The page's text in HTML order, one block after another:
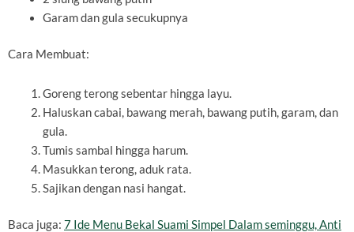
Garam dan gula secukupnya
Cara Membuat:
Goreng terong sebentar hingga layu.
Haluskan cabai, bawang merah, bawang putih, garam, dan
gula.
Tumis sambal hingga harum.
Masukkan terong, aduk rata.
Sajikan dengan nasi hangat.
Baca juga: 7 Ide Menu Bekal Suami Simpel Dalam seminggu, Anti